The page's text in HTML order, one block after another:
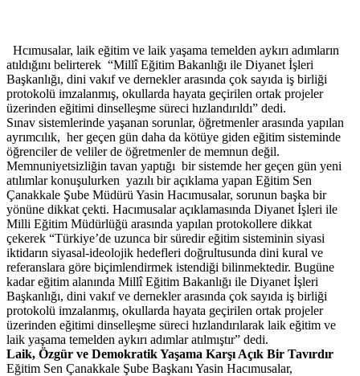
Hcımusalar, laik eğitim ve laik yaşama temelden aykırı adımların
atıldığını belirterek “Millî Eğitim Bakanlığı ile Diyanet İşleri
Başkanlığı, dini vakıf ve dernekler arasında çok sayıda iş birliği
protokolü imzalanmış, okullarda hayata geçirilen ortak projeler
üzerinden eğitimi dinselleşme süreci hızlandırıldı” dedi.
Sınav sistemlerinde yaşanan sorunlar, öğretmenler arasında yapılan
ayrımcılık, her geçen gün daha da kötüye giden eğitim sisteminde
öğrenciler de veliler de öğretmenler de memnun değil.
Memnuniyetsizliğin tavan yaptığı bir sistemde her geçen gün yeni
atılımlar konuşulurken yazılı bir açıklama yapan Eğitim Sen
Çanakkale Şube Müdürü Yasin Hacımusalar, sorunun başka bir
yönüne dikkat çekti. Hacımusalar açıklamasında Diyanet İşleri ile
Milli Eğitim Müdürlüğü arasında yapılan protokollere dikkat
çekerek “Türkiye’de uzunca bir süredir eğitim sisteminin siyasi
iktidarın siyasal-ideolojik hedefleri doğrultusunda dini kural ve
referanslara göre biçimlendirmek istendiği bilinmektedir. Bugüne
kadar eğitim alanında Millî Eğitim Bakanlığı ile Diyanet İşleri
Başkanlığı, dini vakıf ve dernekler arasında çok sayıda iş birliği
protokolü imzalanmış, okullarda hayata geçirilen ortak projeler
üzerinden eğitimi dinselleşme süreci hızlandırılarak laik eğitim ve
laik yaşama temelden aykırı adımlar atılmıştır” dedi.
Laik, Özgür ve Demokratik Yaşama Karşı Açık Bir Tavırdır
Eğitim Sen Çanakkale Şube Başkanı Yasin Hacımusalar,